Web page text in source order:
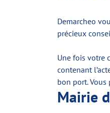
Demarcheo
précieux
Une fois votre
contenant
bon port.
Mairie